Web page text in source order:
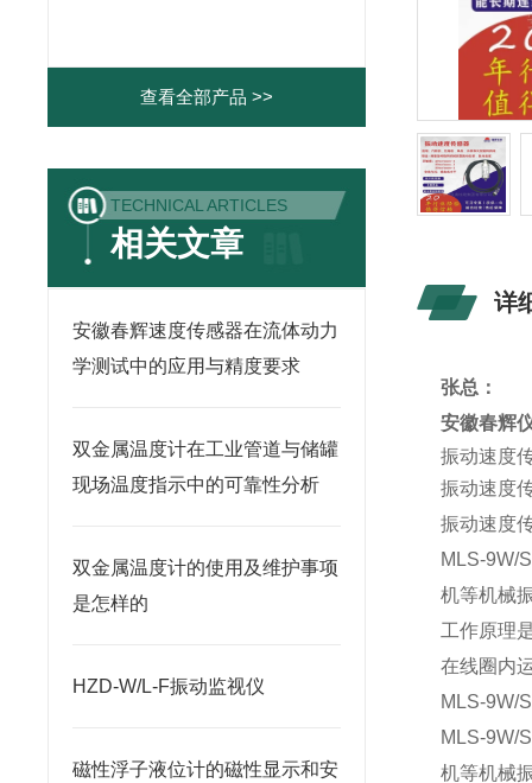
查看全部产品 >>
TECHNICAL ARTICLES
相关文章
安徽春辉速度传感器在流体动力
学测试中的应用与精度要求
双金属温度计在工业管道与储罐
现场温度指示中的可靠性分析
双金属温度计的使用及维护事项
是怎样的
HZD-W/L-F振动监视仪
磁性浮子液位计的磁性显示和安
详
张总：
安徽春辉
振动速度
振动速度
振动速度
MLS-9W/
机等机械
工作原理
在线圈内
MLS-9W/
MLS-9W/
机等机械